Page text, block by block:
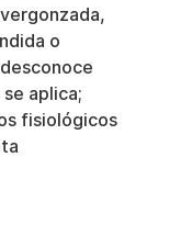
o
aplica;
fisiológicos